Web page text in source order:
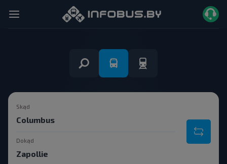
Skąd
Dokąd